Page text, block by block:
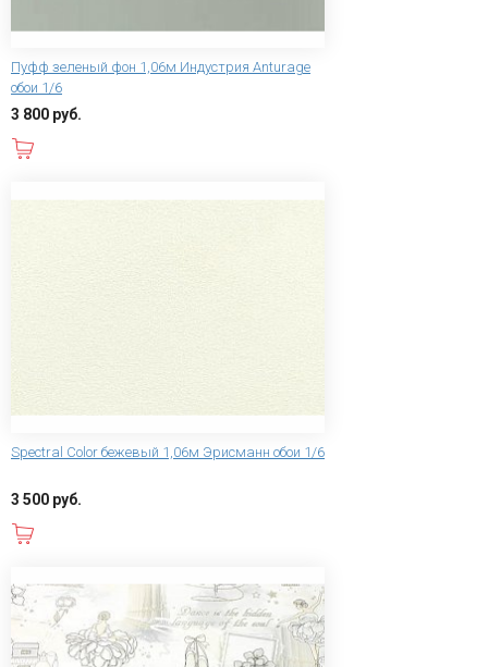
Пуфф зеленый фон 1,06м Индустрия Anturage
обои 1/6
3 800 руб.
Spectral Color бежевый 1,06м Эрисманн обои 1/6
3 500 руб.